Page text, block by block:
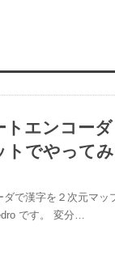
エンコーダ
トでやって
で漢字を２次元マッ
です。 変分…